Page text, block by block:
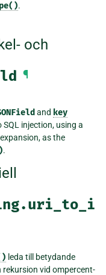
.
och
¶
and key
injection, using a
as the
.
leda till betydande
vid ompercent-